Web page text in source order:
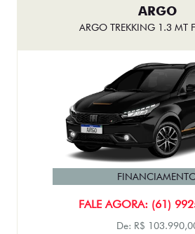
ARGO
ARGO TREKKING 1.3 MT
FALE AGORA: (61)
De: R$